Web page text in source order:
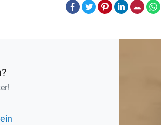
Facebook
TwitterPinterestLinkedInE-Mail